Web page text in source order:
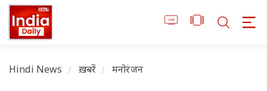
Hindi News ख़बरें मनोरंजन